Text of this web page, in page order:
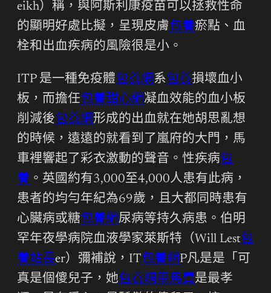
eikh）稱，與阿斯利康疫苗可以拯救性命
的顯明好處比擬，呈現皮膚包養瘀點、血
栓和出血疾病的風險很是小。
ITP 是一種免疫體包養網系包養損壞血小
板，而擔任包養甜心網凝血效能的血小板
削減後包養網形成的出血就在她胡思亂想
的時候，遠遠的就看到了嵐府的大門，馬
車裡響起了彩衣激動的聲音。性疾病包
養 。英國約有3,000至4,000人患有此病，
患者的均勻年紀為69歲，且大都同時患有
心臟病或糖包養網尿病等持久病患。伯明
罕年夜學病院血液學家萊斯特（Will Lest包
養站長er）彌補說，IT包養網P凡是是「可
真是個傻兒子，她包養網車馬費是最孝